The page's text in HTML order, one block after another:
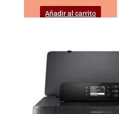
Añadir al carrito